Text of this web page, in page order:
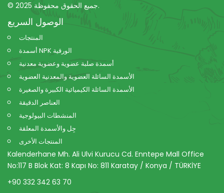
© 2025 جميع الحقوق محفوظة.
الوصول السريع
المنتجات
أسمدة NPK الورقية
أسمدة صلبة عضوية وعضوية معدنية
الأسمدة السائلة العضوية والمعدنية العضوية
الأسمدة السائلة الكيميائية الكبيرة والصغيرة
العناصر الدقيقة
المنشطات البيولوجية
جِل والأسمدة المعلقة
المنتجات الأخرى
Kalenderhane Mh. Ali Ulvi Kurucu Cd. Enntepe Mall Office
No:117 B Blok Kat: 8 Kapı No: 811 Karatay / Konya / TÜRKİYE
+90 332 342 63 70